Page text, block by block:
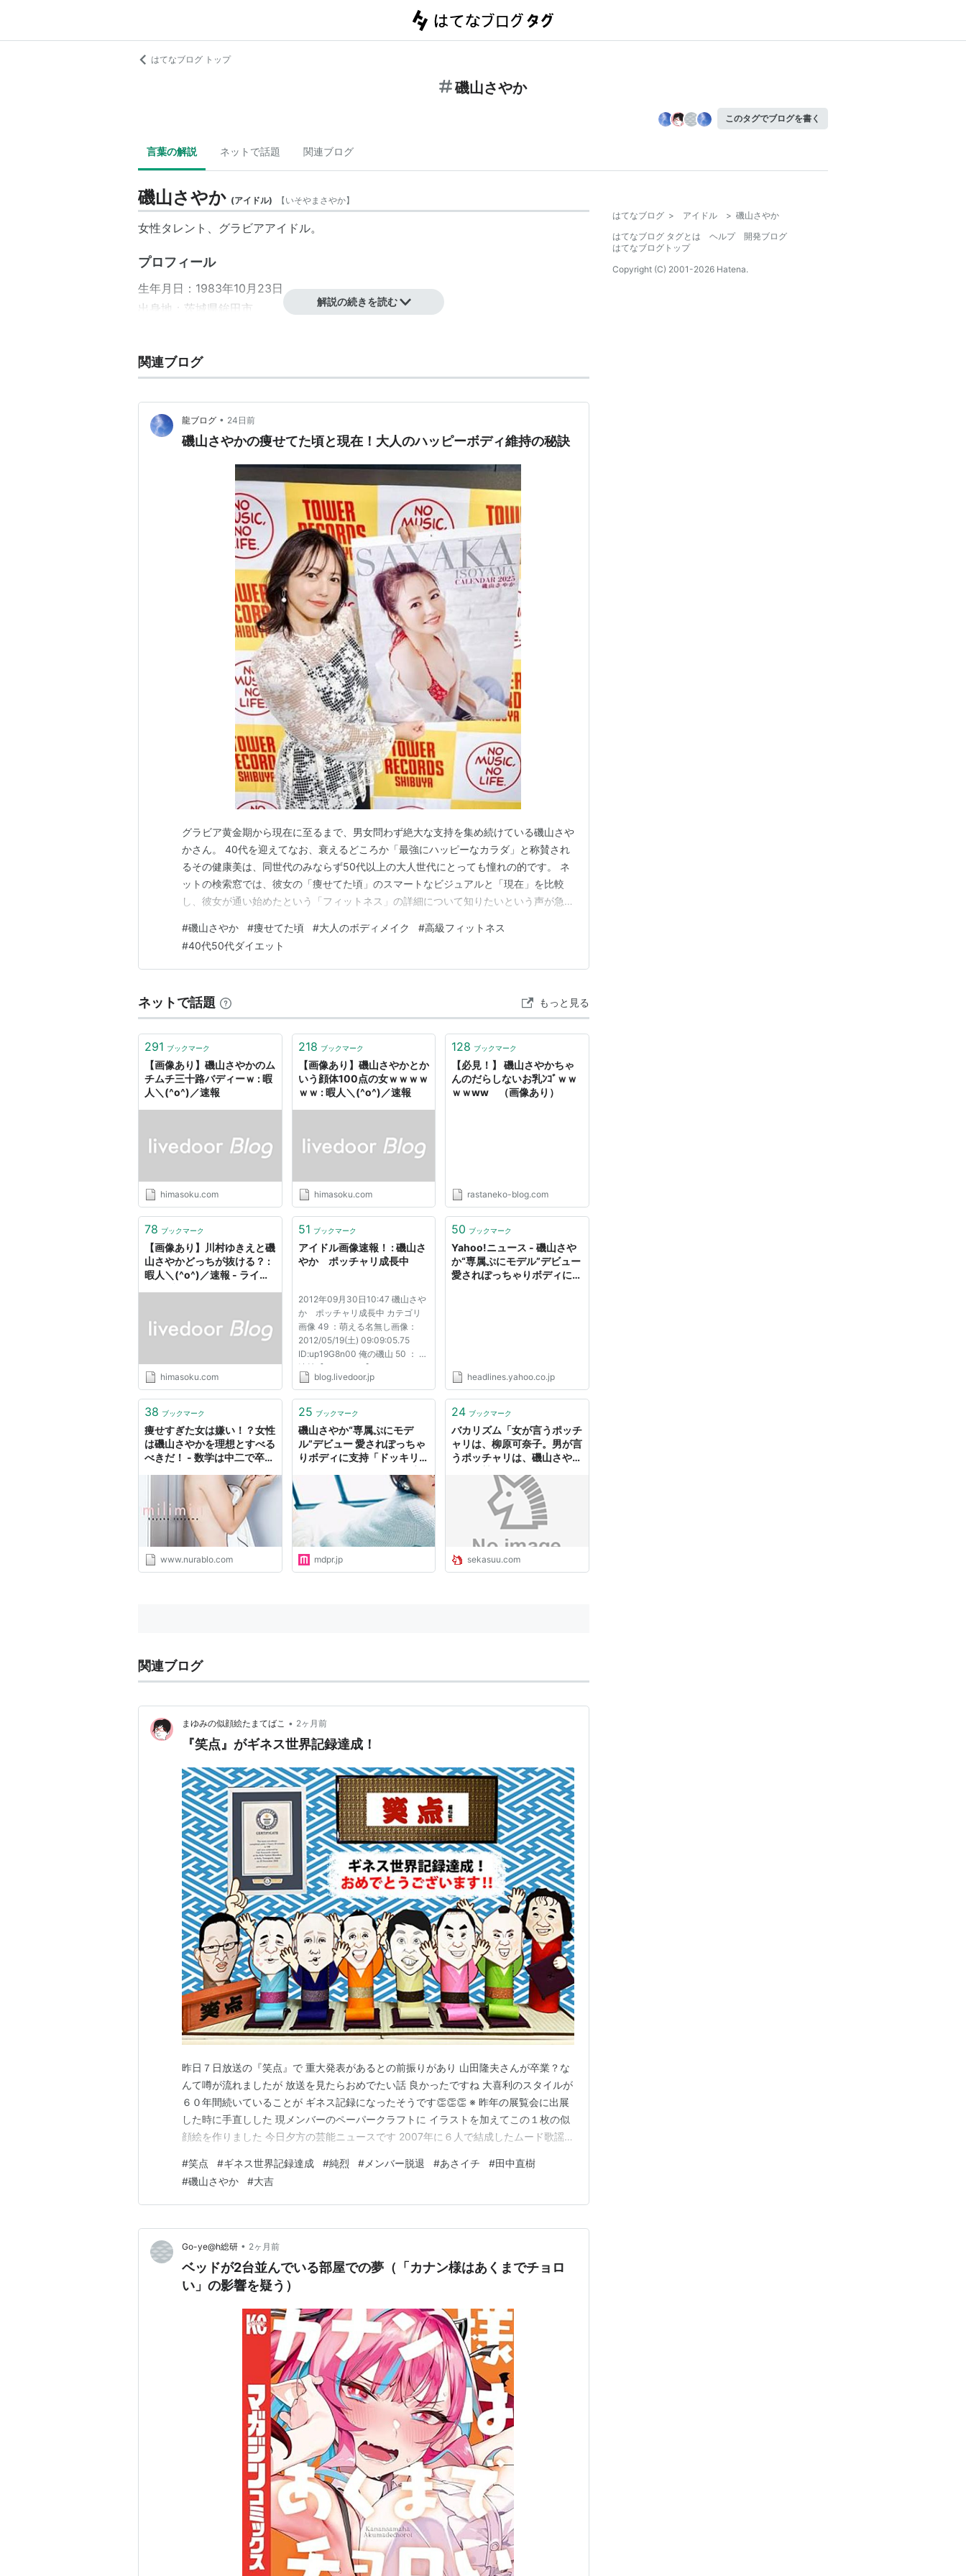
はてなブログ トップ
磯山さやか
このタグでブログを書く
言葉の解説 ネットで話題 関連ブログ
磯山さやか (アイドル) 【いそやまさやか】
女性タレント、グラビアアイドル。
プロフィール
生年月日：1983年10月23日
出身地：茨城県鉾田市
スリーサイズ：B88(Fカップ) - W60 - H87
フューチャーガールズ（2003年4月〜9月、東海テレビ）
SWALLOWS BASEBALL L!VE（2005年〜2006年、フジテレビ739）- 東京ヤクルト
スワローズ公認女子マネージャー
（2007年1月〜2009年3月、東海テレビ） - レギュラー
主治医が見つかる診療所 （2007年3月〜2008年9月、テレビ東京） - アシスタント
レッド吉田☆磯山さやか みんなのMLB（2008年4月〜10月、スカパー） - MC
熱闘!ゴルフ向上委員会 （2008年10月〜2009年3月、テレビ東京）
磯山さやかの「流行発信☆磯山ランド」（2009年10月〜2010年9月、BS日テレ） -
pluspo （2010年10月〜2011年3月、東海テレビ） - MC
早乙女タイフーン（2001年7月〜9月、テレビ朝日）
超星神グランセイザー（2003年10月〜2004年9月、テレビ東京）- 早乙女蘭／セイ
ザーヴィジュエル役
（2006年1月〜3月、テレビ東京） - 主演 中嶋亜希 役
山本圭壱の道楽野球〜サタデー〜（2005年10月〜2006年3月、TBSラジオ）
エキサイトベースボールマネージャーズ（2007年10月〜2008年3月、2008年10
月〜2009年3月、TBSラジオ）
キャッチ・ザ・エキサイトベースボール（2008年4月〜9月、2009年4月〜9月、
TBSラジオ）
サタデー・スポーツマネージャー（2009年10月〜、TBSラジオ） - 不定期出演
映画
まいっちんぐマチコ先生ビギンズ（2005年） - 主演 マチコ先生 役
痴漢男（2005年） - 岩下美帆 役
作品
Pre Pri‐17―磯山さやかファースト写真集
Nectarine(ネクタリン)―磯山さやか写真集
Only you―磯山さやか写真集
磯山さやか―ひ・み・つ (竹書房文庫)
sa‐ya―磯山さやか写真集
磯山さやか写真集 もっと見て!
イ・shock―磯山さやか (Bamboo Mook)
磯山さやか 「イソヤマニア」 (扶桑社ムック)
DELUXE BOMB "IS"?磯山さやか写真集
磯山さやか写真集『郡上に行ってきました。』(DVD付)
磯山さやか写真集『yes? no』
磯山さやか ＩＳＯ (Gakken Mook BOMB SPECIAL EDITION)
磯山さやか写真集 『 AMISO!! 』
磯山さやかの「女子マネ」野球主義!
DVD
磯山さやか さやかチャンネル [DVD]
D-Splash! 磯山さやか [DVD]
磯山さやか mou [DVD]
カバーガールズ 磯山さやか [DVD]
磯山さやか Special DVD-BOX
Soft touch [DVD]
sabra best girls DVD
磯山さやか 見上げてごらん夜の星を [DVD]
磯山さやか 上を向いて歩こう [DVD]
磯山さやかDVD-BOX 『美しい十代』見上げてごらん夜の星を / 上を向いて歩こう
青 ~Go Looking for Me~ [DVD]
磯山さやか D-Splash! Special Price DVD
Beach Angels ビーチエンジェルズ 磯山さやか in サイパン [DVD]
磯山さやか TIME TRAVEL [DVD]
磯山さやか 和美人 [DVD]
荒修行 [DVD]
磯山さやか atelier ~ボディペイント~ (東京美優) [DVD]
磯山さやか Roots~ウルトラヒロイン~ [DVD]
磯山さやか Choo Choo [DVD]
磯山さやか Ruby Fish [DVD]
磯山さやか Asian Mermaid [DVD]
解説の続きを読む
関連ブログ
龍ブログ • 24日前
磯山さやかの痩せてた頃と現在！大人のハッピーボディ維持の秘訣
グラビア黄金期から現在に至るまで、男女問わず絶大な支持を集め続けている磯山さや
かさん。 40代を迎えてなお、衰えるどころか「最強にハッピーなカラダ」と称賛され
るその健康美は、同世代のみならず50代以上の大人世代にとっても憧れの的です。 ネ
ットの検索窓では、彼女の「痩せてた頃」のスマートなビジュアルと「現在」を比較
し、彼女が通い始めたという「フィットネス」の詳細について知りたいという声が急増
増している最大の理由は、無理な絶食や減量ではなく、40代からの身体の変化に合わ
せた効率的なフィットネスと、健康維持を目的としたイン…
#磯山さやか #痩せてた頃 #大人のボディメイク #高級フィットネス
#40代50代ダイエット
ネットで話題 もっと見る
291 ブックマーク
【画像あり】磯山さやかのム
チムチ三十路バディーｗ : 暇
人＼(^o^)／速報
himasoku.com
218 ブックマーク
【画像あり】磯山さやかとか
いう顔体100点の女ｗｗｗｗ
ｗｗ : 暇人＼(^o^)／速報
himasoku.com
128 ブックマーク
【必見！】 磯山さやかちゃ
んのだらしないお乳ﾝｺﾞｗｗ
ｗｗww （画像あり）
rastaneko-blog.com
78 ブックマーク
【画像あり】川村ゆきえと磯
山さやかどっちが抜ける？ :
暇人＼(^o^)／速報 - ライブ
himasoku.com
51 ブックマーク
アイドル画像速報！ : 磯山さ
やか ポッチャリ成長中
2012年09月30日10:47 磯山さや
か ポッチャリ成長中 カテゴリ
画像 49 ：萌える名無し画像：
2012/05/19(土) 09:09:05.75
ID:up19G8n00 俺の磯山 50 ： 忍
法帖【Lv=2,xxxP】 ：
2012/05/19(土) 11:24:45.26
える名無し画像：2012/05/19(土)
ぴんかわいかった...
blog.livedoor.jp
50 ブックマーク
Yahoo!ニュース - 磯山さや
か“専属ぷにモデル”デビュー
愛されぽっちゃりボディに支
headlines.yahoo.co.jp
38 ブックマーク
痩せすぎた女は嫌い！？女性
は磯山さやかを理想とすべる
べきだ！ - 数学は中二で卒業
www.nurablo.com
25 ブックマーク
磯山さやか“専属ぷにモデ
ル”デビュー 愛されぽっちゃ
りボディに支持「ドッキリか
mdpr.jp
24 ブックマーク
バカリズム「女が言うポッチ
ャリは、柳原可奈子。男が言
うポッチャリは、磯山さや
sekasuu.com
関連ブログ
まゆみの似顔絵たまてばこ • 2ヶ月前
『笑点』がギネス世界記録達成！
昨日７日放送の『笑点』で 重大発表があるとの前振りがあり 山田隆夫さんが卒業？な
んて噂が流れましたが 放送を見たらおめでたい話 良かったですね 大喜利のスタイルが
６０年間続いていることが ギネス記録になったそうです👏👏👏 ※ 昨年の展覧会に出展
した時に手直しした 現メンバーのペーパークラフトに イラストを加えてこの１枚の似
顔絵を作りました 今日夕方の芸能ニュースです 2007年に６人で結成したムード歌謡グ
て落ち着いたかと思ったのですが 来年2027年３月 白井裕二郎さんが脱退だそうです
ちょうど20周年なのにね さ…
#笑点 #ギネス世界記録達成 #純烈 # メンバー脱退 #あさイチ #田中直樹
#磯山さやか #大吉
Go-ye@h総研 • 2ヶ月前
ベッドが2台並んでいる部屋での夢（「カナン様はあくまでチョロ
い」の影響を疑う）
はてなブログ > アイドル > 磯山さやか
はてなブログ タグとは
ヘルプ
開発ブログ
はてなブログトップ
Copyright (C) 2001-2026 Hatena.